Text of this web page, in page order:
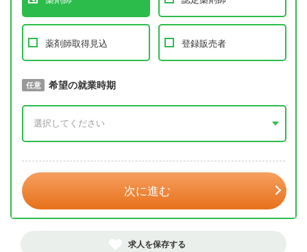
薬剤師取得見込 登録販売者
必須 取得予定年
任意 希望の就業時期
次に進む
求人を保存する